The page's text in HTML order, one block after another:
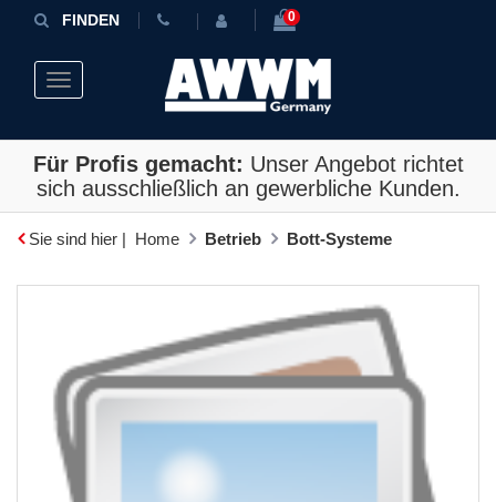
FINDEN 0
Toggle navigation
Für Profis gemacht: Unser Angebot richtet
sich ausschließlich an gewerbliche Kunden.
Sie sind hier | Home Betrieb Bott-Systeme